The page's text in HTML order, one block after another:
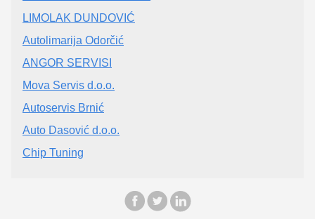
LIMOLAK DUNDOVIĆ
Autolimarija Odorčić
ANGOR SERVISI
Mova Servis d.o.o.
Autoservis Brnić
Auto Dasović d.o.o.
Chip Tuning